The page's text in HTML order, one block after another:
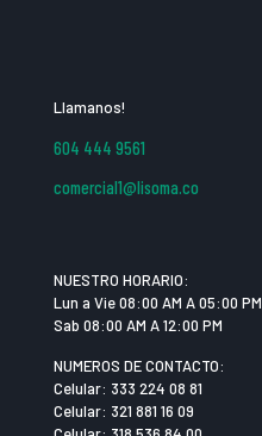
Llamanos!
604 444 9561
comercial1@lisoma.co
NUESTRO HORARIO:
Lun a Vie 08:00 AM A 05:00 PM
Sab 08:00 AM A 12:00 PM
NUMEROS DE CONTACTO:
Celular: 333 224 08 81
Celular: 321 881 16 09